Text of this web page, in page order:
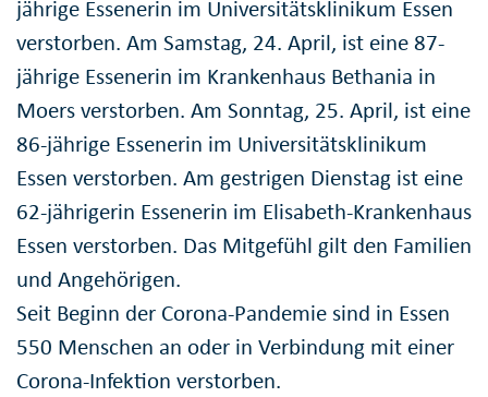
jährige Essenerin im Universitätsklinikum Essen
verstorben. Am Samstag, 24. April, ist eine 87-
jährige Essenerin im Krankenhaus Bethania in
Moers verstorben. Am Sonntag, 25. April, ist eine
86-jährige Essenerin im Universitätsklinikum
Essen verstorben. Am gestrigen Dienstag ist eine
62-jährigerin Essenerin im Elisabeth-Krankenhaus
Essen verstorben. Das Mitgefühl gilt den Familien
und Angehörigen.
Seit Beginn der Corona-Pandemie sind in Essen
550 Menschen an oder in Verbindung mit einer
Corona-Infektion verstorben.